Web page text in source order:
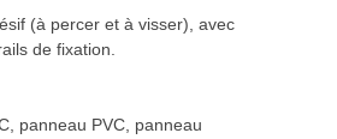
(à percer et à visser), avec
de fixation.
panneau PVC, panneau